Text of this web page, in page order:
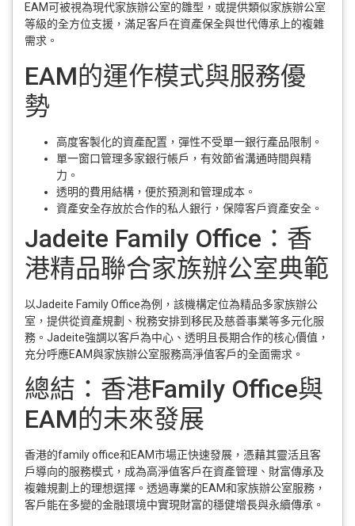
EAM可被視為現代家族辦公室的雛型，或提供類似家族辦公室
等級的全方位支援，滿足客戶在資產保全與世代傳承上的複雜
需求。
EAM的運作模式與服務優
勢
高度客製化的資產配置，彈性不受單一銀行產品限制。
單一窗口管理多家銀行帳戶，有效節省溝通時間與精
力。
透明的費用結構，便於預測和管理成本。
資產安全存放於合作的私人銀行，保障客戶資產安全。
Jadeite Family Office：香
港精品聯合家族辦公室典範
以Jadeite Family Office為例，該機構定位為精品多家族辦公
室，提供從資產規劃、稅務安排到移民及慈善事業等多元化服
務。Jadeite強調以客戶為中心、透明且長期合作的核心價值，
充分呼應EAM與家族辦公室服務高淨值客戶的全面需求。
總結：香港Family Office與
EAM的未來發展
香港的family office和EAM市場正快速發展，憑藉其靈活且客
戶導向的服務模式，成為高淨值客戶在資產管理、財富傳承及
複雜規劃上的理想選擇。透過專業的EAM和家族辦公室服務，
客戶能在多變的金融環境中實現財富的穩健增長與永續傳承。